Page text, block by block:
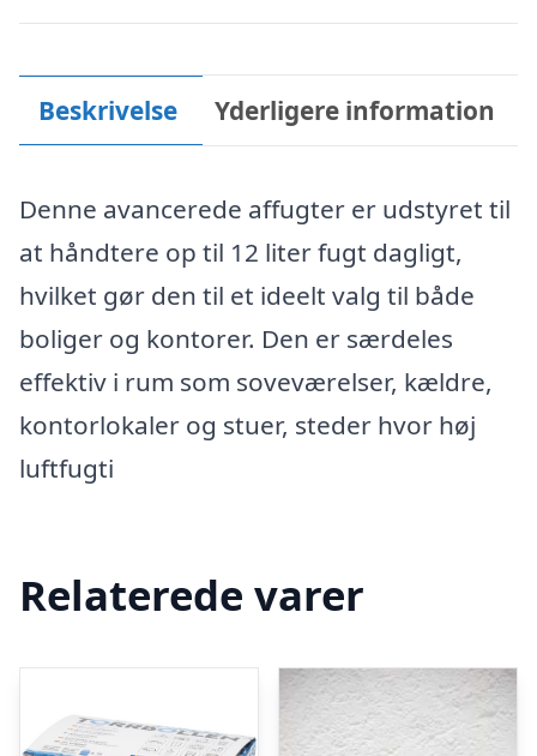
Beskrivelse Yderligere information
Denne avancerede affugter er udstyret til
at håndtere op til 12 liter fugt dagligt,
hvilket gør den til et ideelt valg til både
boliger og kontorer. Den er særdeles
effektiv i rum som soveværelser, kældre,
kontorlokaler og stuer, steder hvor høj
luftfugti
Relaterede varer